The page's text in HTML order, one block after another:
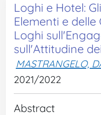
Loghi e Hotel:
Elementi e
Loghi
sull'Attitudine
MASTRANGELO,
2021/2022
Abstract